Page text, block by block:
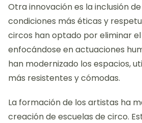
Otra innovación es la inclusión
condiciones más éticas y
circos han optado por eliminar el
enfocándose en actuaciones
han modernizado los espacios,
más resistentes y cómodas.
La formación de los artistas ha
creación de escuelas de circo.